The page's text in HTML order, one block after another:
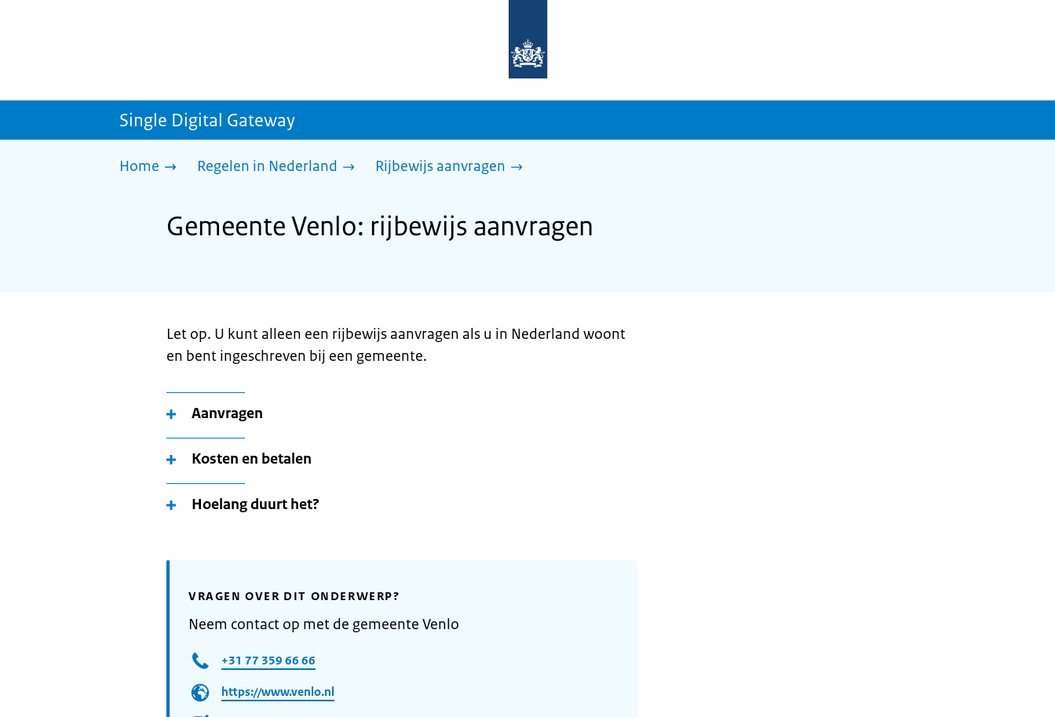
homepage
sdg.rijksoverheid.nl
Single Digital Gateway
Home Regelen in Nederland Rijbewijs aanvragen
Gemeente Venlo: rijbewijs aanvragen
Let op. U kunt alleen een rijbewijs aanvragen als u in Nederland woont
en bent ingeschreven bij een gemeente.
Aanvragen
Kosten en betalen
Hoelang duurt het?
VRAGEN OVER DIT ONDERWERP?
Neem contact op met de gemeente Venlo
+31 77 359 66 66
https://www.venlo.nl